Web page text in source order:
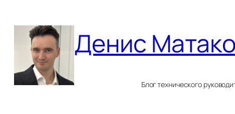
содержимому Денис
Блог технического